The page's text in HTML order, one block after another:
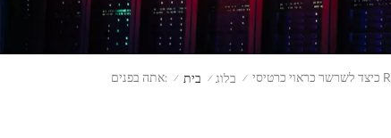
אתה בפנים: / בית / בלוג /